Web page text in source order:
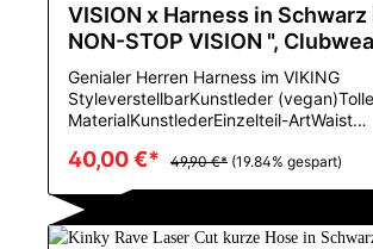
VISION x Harness in Schwarz
NON-STOP VISION ",
Genialer Herren Harness im VIKING
StyleverstellbarKunstleder
MaterialKunstlederEinzelteil-ArtWaist
(Herkunft)CNZhejiangSizeAdjustable Shipping to
40,00 €* 49,90 €* (19.84% gespart)